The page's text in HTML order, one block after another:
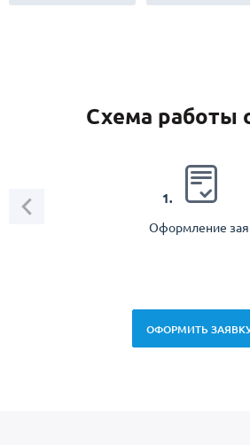
Схема работы
1.
Оформление
ОФОРМИТЬ